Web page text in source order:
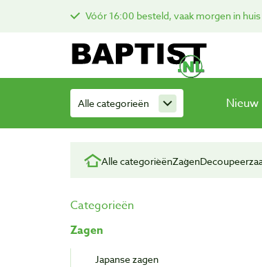
Vóór 16:00 besteld, vaak morgen in huis
Alle categorieën Nieuw
Alle categorieënZagen
Categorieën
Zagen
Japanse zagen